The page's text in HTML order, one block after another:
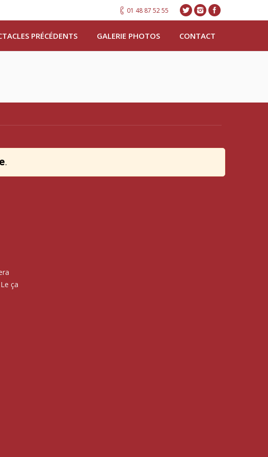
01 48 87 52 55
PRÉCÉDENTS GALERIE PHOTOS CONTACT
.
ça